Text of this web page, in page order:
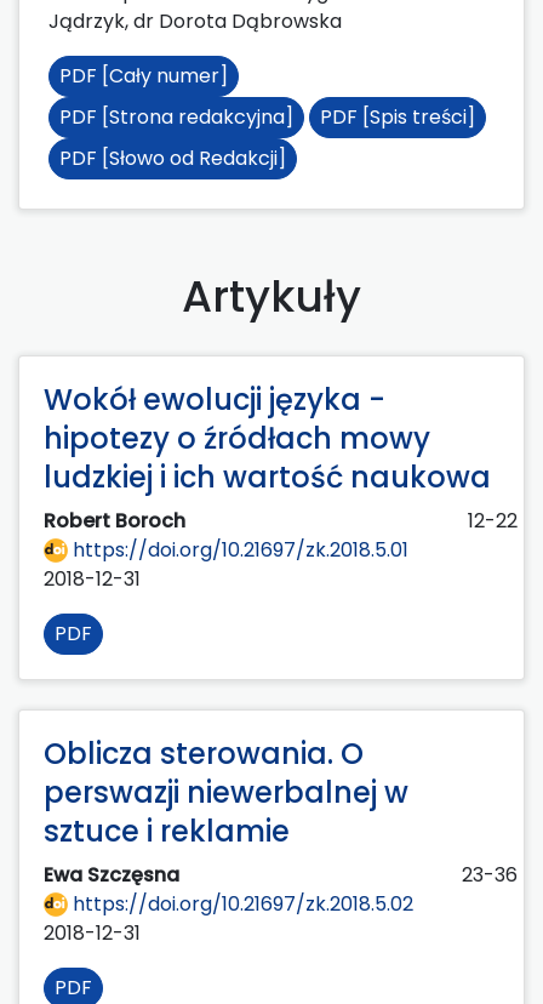
Jądrzyk, dr Dorota Dąbrowska
PDF [Cały numer]
PDF [Strona redakcyjna]
PDF [Spis treści]
PDF [Słowo od Redakcji]
Artykuły
Wokół ewolucji języka -
hipotezy o źródłach mowy
ludzkiej i ich wartość naukowa
Robert Boroch
12-22
https://doi.org/10.21697/zk.2018.5.01
2018-12-31
PDF
Oblicza sterowania. O
perswazji niewerbalnej w
sztuce i reklamie
Ewa Szczęsna
23-36
https://doi.org/10.21697/zk.2018.5.02
2018-12-31
PDF